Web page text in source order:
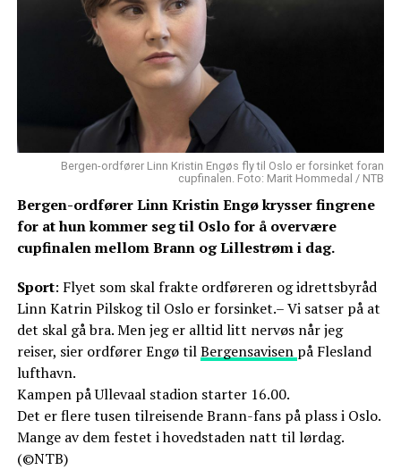
Bergen-ordfører Linn Kristin Engøs fly til Oslo er forsinket foran
cupfinalen. Foto: Marit Hommedal / NTB
Bergen-ordfører Linn Kristin Engø krysser fingrene
for at hun kommer seg til Oslo for å overvære
cupfinalen mellom Brann og Lillestrøm i dag.
Sport: Flyet som skal frakte ordføreren og idrettsbyråd
Linn Katrin Pilskog til Oslo er forsinket.– Vi satser på at
det skal gå bra. Men jeg er alltid litt nervøs når jeg
reiser, sier ordfører Engø tilBergensavisen på Flesland
lufthavn.
Kampen på Ullevaal stadion starter 16.00.
Det er flere tusen tilreisende Brann-fans på plass i Oslo.
Mange av dem festet i hovedstaden natt til lørdag.
(©NTB)